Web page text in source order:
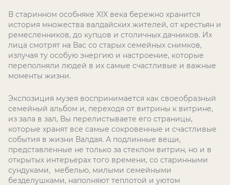
В старинном особняке XIX века бережно хранится
история множества валдайских жителей, от крестьян и
ремесленников, до купцов и столичных дачников. Их
лица смотрят на Вас со старых семейных снимков,
излучая ту особую энергию и настроение, которые
переполняли людей в их самые счастливые и важные
моменты жизни.
Экспозиция музея воспринимается как своеобразный
семейный альбом и, переходя от витрины к витрине,
из зала в зал, Вы перелистываете его страницы,
которые хранят все самые сокровенные и счастливые
события в жизни Валдая. А подлинные вещи,
представленные не только за стеклом витрин, но и в
открытых интерьерах того времени, со старинными
сундуками, мебелью, милыми семейными
безделушками, наполняют теплотой и уютом